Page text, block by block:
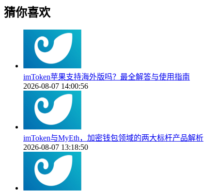
猜你喜欢
imToken苹果支持海外版吗？最全解答与使用指南
2026-08-07 14:00:56
imToken与MyEth，加密钱包领域的两大标杆产品解析
2026-08-07 13:18:50